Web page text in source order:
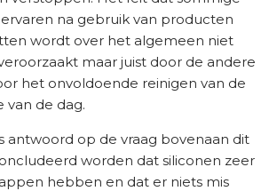
na gebruik van producten
wordt over het algemeen niet
maar juist door de andere
het onvoldoende reinigen van de
van de dag.
antwoord op de vraag bovenaan dit
worden dat siliconen zeer
hebben en dat er niets mis